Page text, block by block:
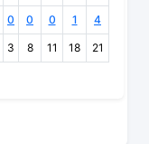
0 0 0 1 4
3 8 11 18 21